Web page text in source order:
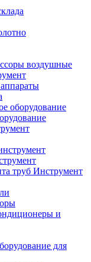
воздушные
оборудование
Инструмент
и
для